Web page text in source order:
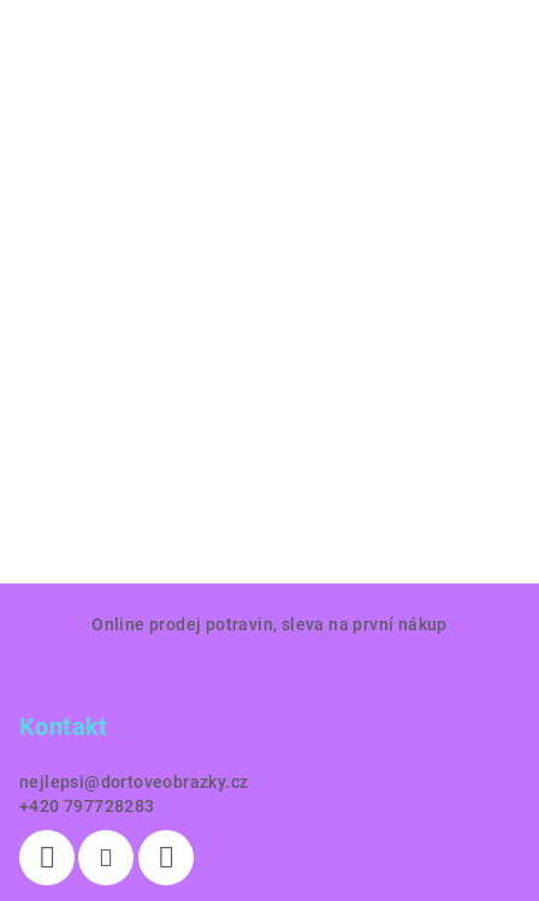
Online prodej potravin, sleva na první nákup
Kontakt
nejlepsi@dortoveobrazky.cz
+420 797728283